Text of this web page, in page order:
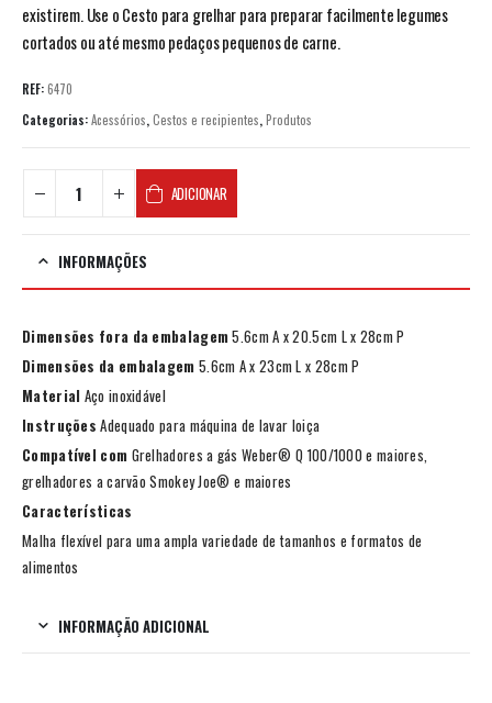
existirem. Use o Cesto para grelhar para preparar facilmente legumes
cortados ou até mesmo pedaços pequenos de carne.
REF:6470
Categorias:Acessórios,Cestos e recipientes,Produtos
ADICIONAR
INFORMAÇÕES
Dimensões fora da embalagem 5.6cm A x 20.5cm L x 28cm P
Dimensões da embalagem 5.6cm A x 23cm L x 28cm P
Material Aço inoxidável
Instruções Adequado para máquina de lavar loiça
Compatível com Grelhadores a gás Weber® Q 100/1000 e maiores,
grelhadores a carvão Smokey Joe® e maiores
Características
Malha flexível para uma ampla variedade de tamanhos e formatos de
alimentos
INFORMAÇÃO ADICIONAL